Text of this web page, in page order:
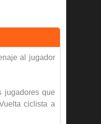
al jugador
jugadores que
ciclista a